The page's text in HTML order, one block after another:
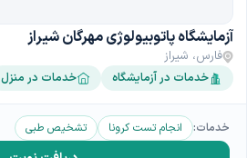
آزمایشگاه پاتوبیولوژی مهرگان شیراز
فارس، شیراز
خدمات در آزمایشگاه خدمات در منزل
خدمات: انجام تست کرونا تشخیص طبی